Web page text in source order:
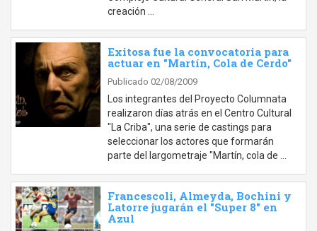
creación …
Exitosa fue la convocatoria para
actuar en "Martín, Cola de Cerdo"
Publicado 02/08/2009
Los integrantes del Proyecto Columnata
realizaron días atrás en el Centro Cultural
"La Criba", una serie de castings para
seleccionar los actores que formarán
parte del largometraje "Martín, cola de …
Francescoli, Almeyda, Bochini y
Latorre jugarán el "Super 8" en
Azul